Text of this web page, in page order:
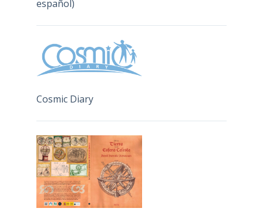
español)
Cosmic Diary